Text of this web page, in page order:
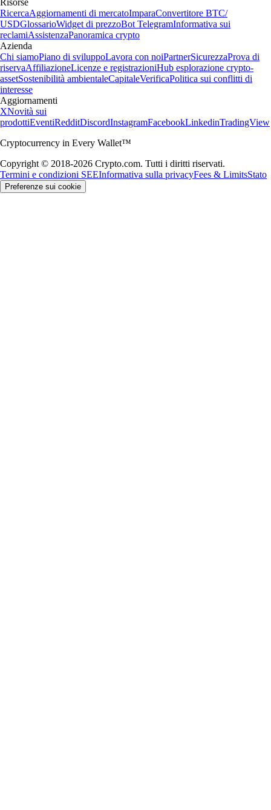
Risorse
RicercaAggiornamenti di mercatoImparaConvertitore BTC/
USDGlossarioWidget di prezzoBot TelegramInformativa sui
reclamiAssistenzaPanoramica crypto
Azienda
Chi siamoPiano di sviluppoLavora con noiPartnerSicurezzaProva di
riservaAffiliazioneLicenze e registrazioniHub esplorazione crypto-
assetSostenibilità ambientaleCapitaleVerificaPolitica sui conflitti di
interesse
Aggiornamenti
XNovità sui
prodottiEventiRedditDiscordInstagramFacebookLinkedinTradingView
Cryptocurrency in Every Wallet™
Copyright © 2018-2026 Crypto.com. Tutti i diritti riservati.
Termini e condizioni SEEInformativa sulla privacyFees & LimitsStato
Preferenze sui cookie